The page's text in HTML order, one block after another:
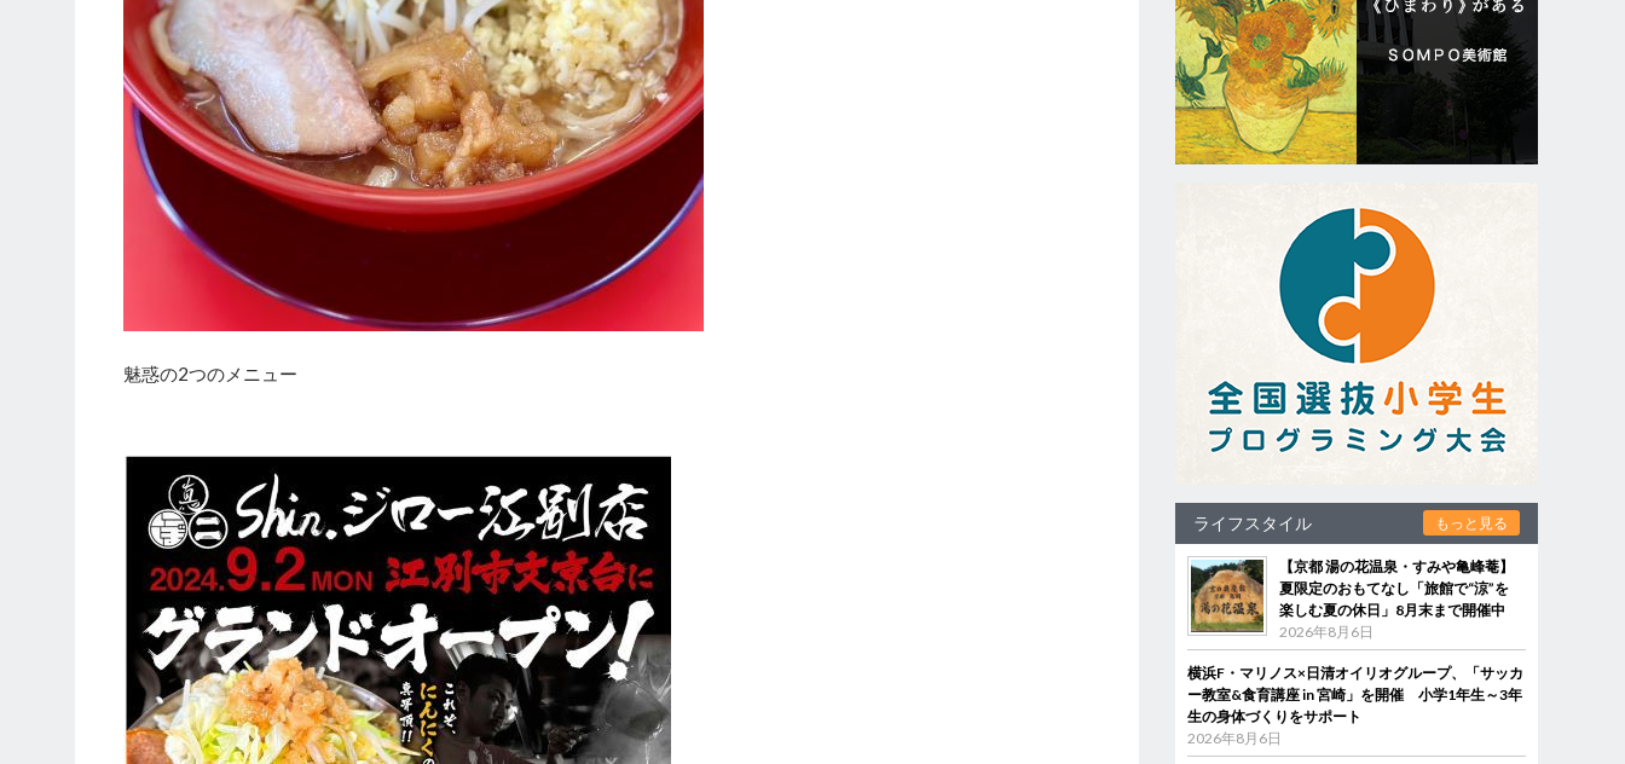
魅惑の2つのメニュー
ライフスタイル もっと見る
【京都 湯の花温泉・すみや亀峰菴】
夏限定のおもてなし「旅館で“涼”を
楽しむ夏の休日」8月末まで開催中
2026年8月6日
横浜F・マリノス×日清オイリオグループ、「サッカ
ー教室&食育講座 in 宮崎」を開催 小学1年生～3年
生の身体づくりをサポート
2026年8月6日